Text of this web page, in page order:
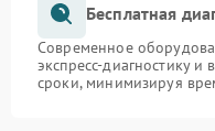
Бесплатная
Современное
экспресс-диагностику и
сроки, минимизируя